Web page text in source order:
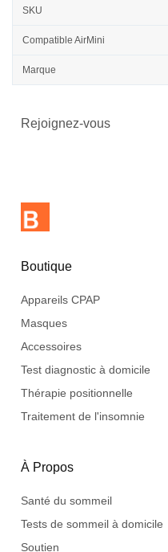
SKU
Compatible AirMini
Marque
Rejoignez-vous
Boutique
Appareils CPAP
Masques
Accessoires
Test diagnostic à domicile
Thérapie positionnelle
Traitement de l'insomnie
À Propos
Santé du sommeil
Tests de sommeil à domicile
Soutien